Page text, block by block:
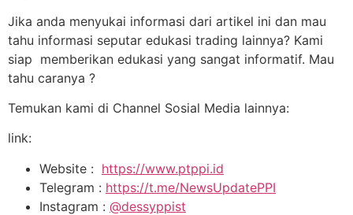
Jika anda menyukai informasi dari artikel ini dan mau
tahu informasi seputar edukasi trading lainnya? Kami
siap memberikan edukasi yang sangat informatif. Mau
tahu caranya ?
Temukan kami di Channel Sosial Media lainnya:
link:
Website : https://www.ptppi.id
Telegram : https://t.me/NewsUpdatePPI
Instagram : @dessyppist